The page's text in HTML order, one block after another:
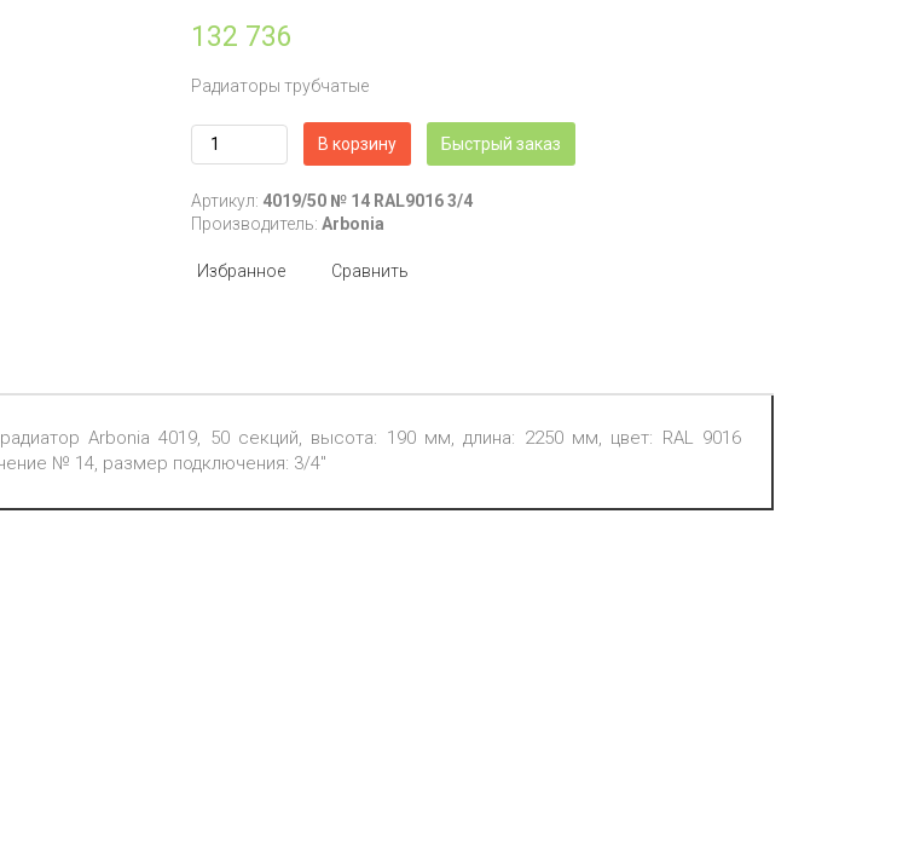
132 736
Радиаторы трубчатые
В корзину Быстрый заказ
Артикул: 4019/50 № 14 RAL9016 3/4
Производитель:Arbonia
Избранное Сравнить
Arbonia 4019, 50 секций, высота: 190 мм, длина: 2250 мм, цвет: RAL 9016
№ 14, размер подключения: 3/4"